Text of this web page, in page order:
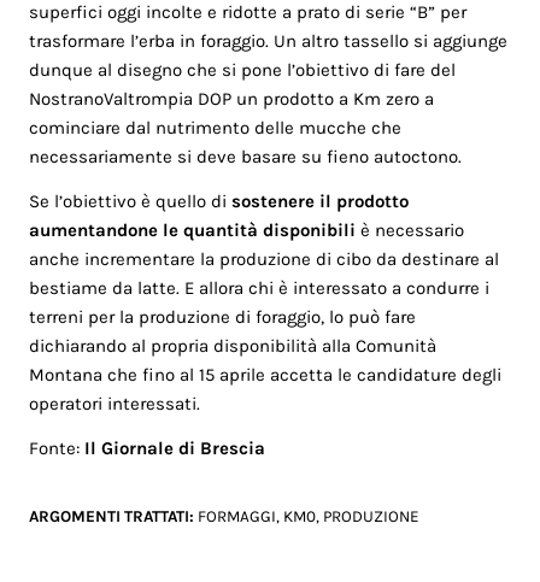
superfici oggi incolte e ridotte a prato di serie “B” per
trasformare l’erba in foraggio. Un altro tassello si aggiunge
dunque al disegno che si pone l’obiettivo di fare del
NostranoValtrompia DOP un prodotto a Km zero a
cominciare dal nutrimento delle mucche che
necessariamente si deve basare su fieno autoctono.
Se l’obiettivo è quello disostenere il prodotto
aumentandone le quantità disponibili è necessario
anche incrementare la produzione di cibo da destinare al
bestiame da latte. E allora chi è interessato a condurre i
terreni per la produzione di foraggio, lo può fare
dichiarando al propria disponibilità alla Comunità
Montana che fino al 15 aprile accetta le candidature degli
operatori interessati.
Fonte: Il Giornale di Brescia
ARGOMENTI TRATTATI: FORMAGGI, KM0, PRODUZIONE